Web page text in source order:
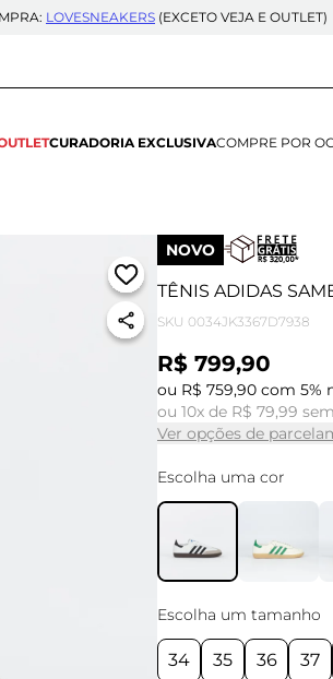
LOVESNEAKERS (EXCETO VEJA E OUTLET)
CURADORIA EXCLUSIVACOMPRE POR
NOVO
TÊNIS ADIDAS
SKU 0034JK3367D7938
R$ 799,90
ou R$ 759,90 com 5%
ou 10x de R$ 79,99
Ver opções de
Escolha uma cor
Escolha um tamanho
34 35 36 37